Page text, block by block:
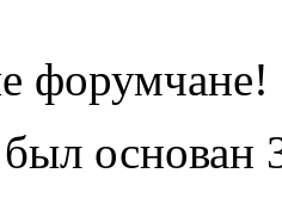
форумчане!
основан